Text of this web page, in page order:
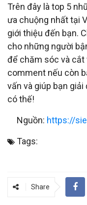
Trên đây là top 5
ưa chuộng nhất tại
giới thiệu đến bạn.
cho những người
để chăm sóc và cắt
comment nếu còn
vấn và giúp bạn
có thế!
Nguồn: https://
Tags:
Share